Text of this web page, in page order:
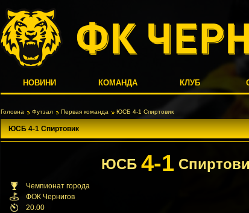
НОВИНИ КОМАНДА КЛУБ
Головна Футзал Первая команда ЮСБ 4-1 Спиртовик
ЮСБ 4-1 Спиртовик
ЮСБ 4-1
Чемпионат города
ФОК Чернигов
20.00